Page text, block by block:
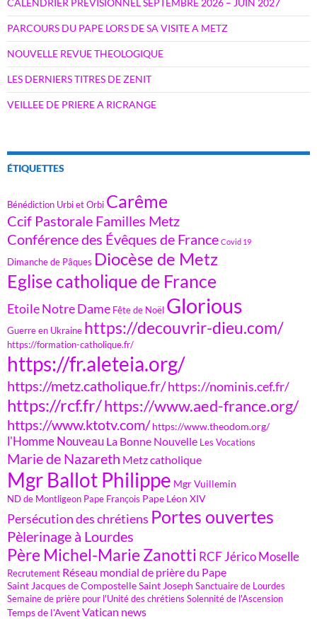
PARCOURS DU PAPE LORS DE SA VISITE A METZ
NOUVELLE REVUE THEOLOGIQUE
LES DERNIERS TITRES DE ZENIT
VEILLEE DE PRIERE A RICRANGE
ÉTIQUETTES
Bénédiction Urbi et Orbi Carême
Ccif Pastorale Familles Metz
Conférence des Évêques de France Covid 19
Dimanche de Pâques Diocèse de Metz
Eglise catholique de France
Etoile Notre Dame Fête de Noël Glorious
Guerre en Ukraine https://decouvrir-dieu.com/
https://formation-catholique.fr/
https://fr.aleteia.org/
https://metz.catholique.fr/https://nominis.cef.fr/
https://rcf.fr/https://www.aed-france.org/
https://www.ktotv.com/ https://www.theodom.org/
l'Homme Nouveau La Bonne Nouvelle Les Vocations
Marie de Nazareth Metz catholique
Mgr Ballot Philippe Mgr Vuillemin
ND de Montligeon Pape François Pape Léon XIV
Persécution des chrétiens Portes ouvertes
Pèlerinage à Lourdes
Père Michel-Marie Zanotti RCF Jérico Moselle
Recrutement Réseau mondial de prière du Pape
Saint Jacques de CompostelleSaint Joseph Sanctuaire de Lourdes
Semaine de prière pour l'Unité des chrétiens Solennité de l'Ascension
Temps de l'AventVatican news